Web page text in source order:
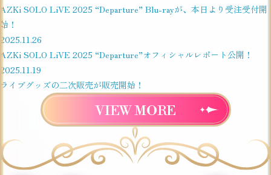
AZKi SOLO LiVE 2025 “Departure” Blu-rayが、本日より受注受付開
始！
2025.11.26
AZKi SOLO LiVE 2025 “Departure”オフィシャルレポート公開！
2025.11.19
ライブグッズの二次販売が販売開始！
VIEW MORE